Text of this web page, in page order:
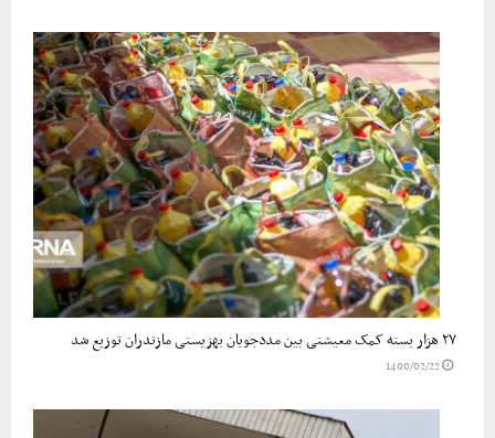
۲۷ هزار بسته کمک معیشتی بین مددجویان بهزیستی مازندران توزیع شد
1400/02/22